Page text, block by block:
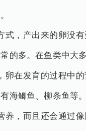
，产出来的卵没
的多。在鱼类中大
在发育的过程中
海鲫鱼、柳条鱼等。
养，而且还会通过